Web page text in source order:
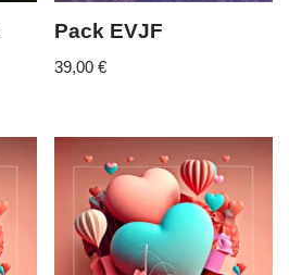
Pack EVJF
39,00€